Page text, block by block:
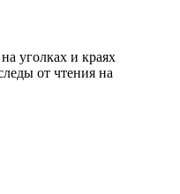
уголках и краях
от чтения на